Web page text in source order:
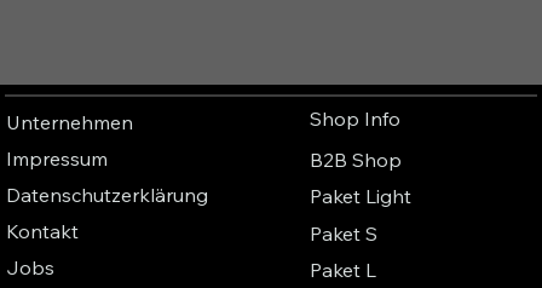
Unternehmen
Impressum
Datenschutzerklärung
Kontakt
Jobs
Shop Info
B2B Shop
Paket Light
Paket S
Paket L